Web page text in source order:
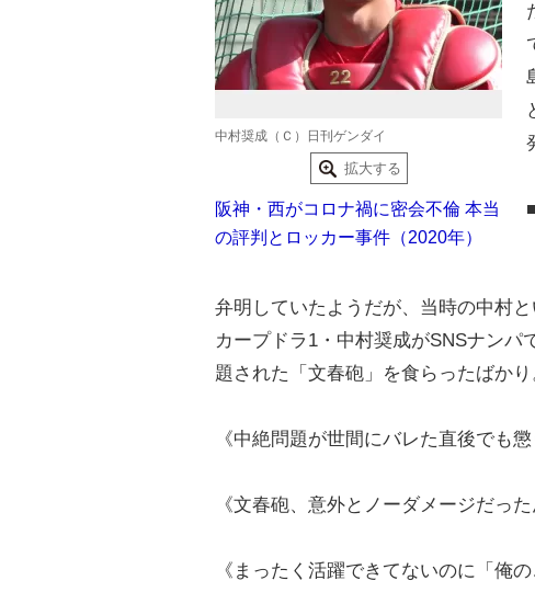
中村奨成（Ｃ）日刊ゲンダイ
拡大する
阪神・西がコロナ禍に密会不倫 本当
の評判とロッカー事件（2020年）
弁明していたようだが、当時の中村
カープドラ1・中村奨成がSNSナンパ
題された「文春砲」を食らったばか
《中絶問題が世間にバレた直後でも
《文春砲、意外とノーダメージだった
《まったく活躍できてないのに「俺